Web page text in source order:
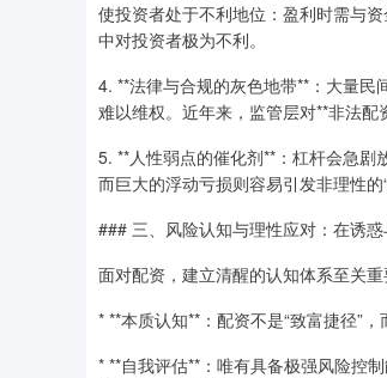
使投资者处于不利地位：盈利时需与
中对投资者极为不利。
4. **法律与合规的灰色地带**：大量
难以维权。近年来，监管层对**非法配
5. **人性弱点的催化剂**：杠杆会急剧
而巨大的浮动亏损则容易引发非理性
### 三、风险认知与理性应对：在诱
面对配资，建立清醒的认知体系至关重
* **本质认知**：配资不是“致富捷径”
* **自我评估**：唯有具备极强风险控